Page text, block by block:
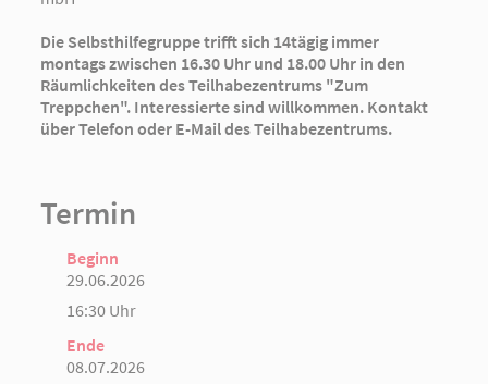
Die Selbsthilfegruppe trifft sich 14tägig immer
montags zwischen 16.30 Uhr und 18.00 Uhr in den
Räumlichkeiten des Teilhabezentrums "Zum
Treppchen". Interessierte sind willkommen. Kontakt
über Telefon oder E-Mail des Teilhabezentrums.
Termin
Beginn
29.06.2026
16:30 Uhr
Ende
08.07.2026